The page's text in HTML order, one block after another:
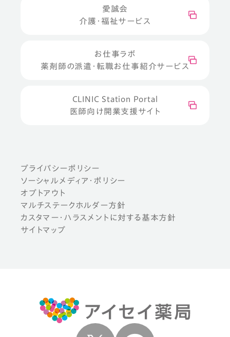
愛誠会
介護・福祉サービス
お仕事ラボ
薬剤師の派遣・転職お仕事紹介サービス
CLINIC Station Portal
医師向け開業支援サイト
プライバシーポリシー
ソーシャルメディア・ポリシー
オプトアウト
マルチステークホルダー方針
カスタマー・ハラスメントに対する基本方針
サイトマップ